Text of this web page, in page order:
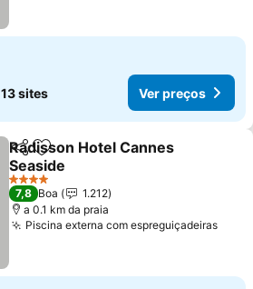
13 sites Ver preços
PartilharAdicionar aos favoritos
Radisson Hotel Cannes
Seaside
4 Estrelas
7,8 Boa
1.212
a 0.1 km da praia
Piscina externa com espreguiçadeiras